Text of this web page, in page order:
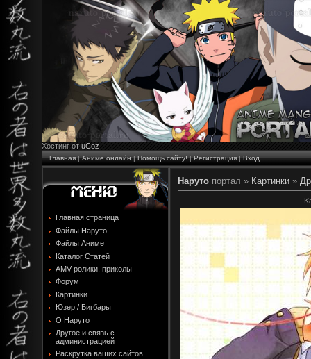
Хостинг от uCoz
Главная|Аниме онлайн|Помощь сайту!|Регистрация|Вход
Главная страница
Файлы Наруто
Файлы Аниме
Каталог Статей
AMV ролики, приколы
Форум
Картинки
Юзер / Бигбары
О Наруто
Другое и связь с
администрацией
Раскрутка ваших сайтов
Наруто портал » Картинки »